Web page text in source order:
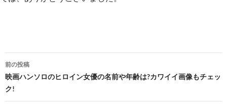
投
稿
ナ
前の投稿
映画ハンソロのヒロイン女優の名前や年齢は?カワイイ画像もチェッ
ク!